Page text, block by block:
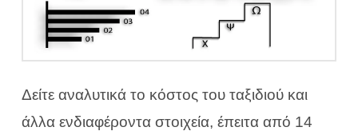
Δείτε αναλυτικά το κόστος του ταξιδιού και
άλλα ενδιαφέροντα στοιχεία, έπειτα από 14